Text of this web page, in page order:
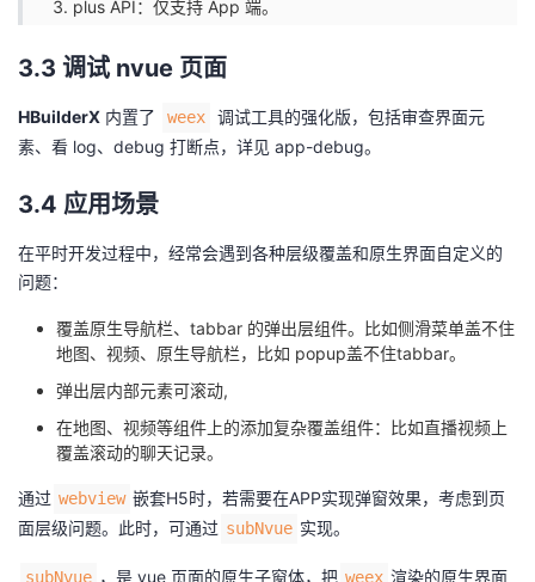
plus API：仅支持 App 端。
3.3 调试 nvue 页面
HBuilderX 内置了 weex
调试工具的强化版，包括审查界面元
素、看 log、debug 打断点， 详见 app-debug。
3.4 应用场景
在平时开发过程中，经常会遇到各种层级覆盖和原生界面自定义的
问题：
覆盖原生导航栏、tabbar 的弹出层组件。比如侧滑菜单盖不住
地图、视频、原生导航栏，比如 popup盖不住tabbar。
弹出层内部元素可滚动,
在地图、视频等组件上的添加复杂覆盖组件：比如直播视频上
覆盖滚动的聊天记录。
通过 webview 嵌套H5时，若需要在APP实现弹窗效果，考虑到页
面层级问题。此时，可通过 subNvue 实现。
subNvue ，是 vue 页面的原生子窗体，把 weex 渲染的原生界面